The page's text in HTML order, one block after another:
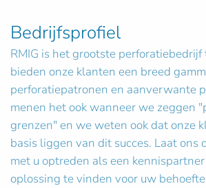
Bedrijfsprofiel
RMIG is het grootste
bieden onze klanten een breed
perforatiepatronen en aanverwante
menen het ook wanneer we zeggen
grenzen" en we weten ook dat onze
basis liggen van dit succes. Laat ons
met u optreden als een
oplossing te vinden voor uw